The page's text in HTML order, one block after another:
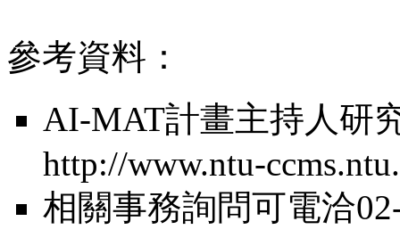
參考資料：
AI-MAT計畫主持人研
http://www.ntu-
相關事務詢問可電洽